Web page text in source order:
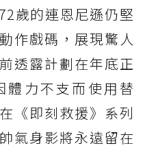
歲的連恩尼遜仍堅
作戲碼，展現驚人
透露計劃在年底正
體力不支而使用替
《即刻救援》系列
氣身影將永遠留在